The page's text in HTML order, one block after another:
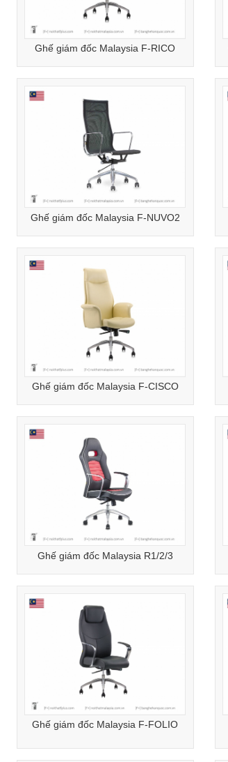
Ghế giám đốc Malaysia F-RICO
Ghế giám đốc Malaysia F-NUVO2
Ghế giám đốc Malaysia F-CISCO
Ghế giám đốc Malaysia R1/2/3
Ghế giám đốc Malaysia F-FOLIO